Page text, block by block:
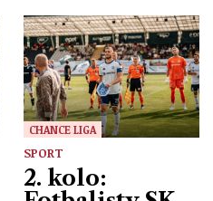
CHANCE LIGA
SPORT
2. kolo: